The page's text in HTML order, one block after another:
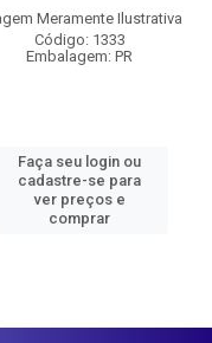
Meramente Ilustrativa
Código: 1333
Embalagem: PR
Faça seu login ou
cadastre-se para
ver preços e
comprar